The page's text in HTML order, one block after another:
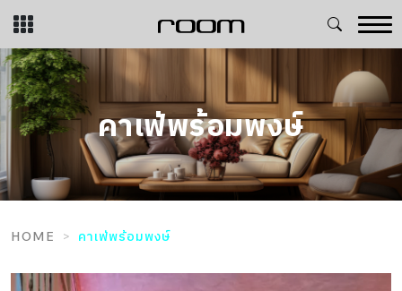
Skip
content
คาเฟ่พร้อมพงษ์
HOME คาเฟ่พร้อมพงษ์